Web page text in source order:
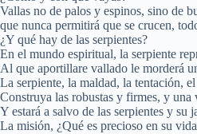
Vallas no de palos y espinos, sino de
que nunca permitirá que se crucen,
¿Y qué hay de las serpientes?
En el mundo espiritual, la serpiente
Al que aportillare vallado le morderá
La serpiente, la maldad, la tentación,
Construya las robustas y firmes, y una
Y estará a salvo de las serpientes y su
La misión, ¿Qué es precioso en su